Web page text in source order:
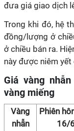
đưa giá giao dịch
Trong khi đó, hệ
đồng/lượng ở
ở chiều bán ra.
này được niêm
Giá vàng
vàng miếng
Vàng
nhẫn
Phiên
16/